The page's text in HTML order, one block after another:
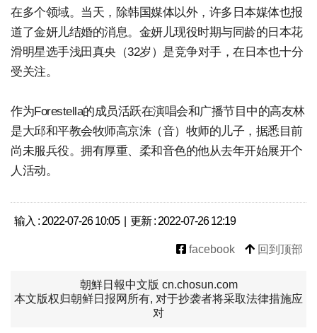
在多个领域。当天，除韩国媒体以外，许多日本媒体也报
道了金妍儿结婚的消息。金妍儿现役时期与同龄的日本花
滑明星选手浅田真央（32岁）是竞争对手，在日本也十分
受关注。
作为Forestella的成员活跃在演唱会和广播节目中的高友林
是大邱和平教会牧师高京洙（音）牧师的儿子，据悉目前
尚未服兵役。拥有厚重、柔和音色的他从去年开始展开个
人活动。
输入 : 2022-07-26 10:05 | 更新 : 2022-07-26 12:19
facebook 回到顶部
朝鮮日報中文版 cn.chosun.com
本文版权归朝鲜日报网所有, 对于抄袭者将采取法律措施应
对